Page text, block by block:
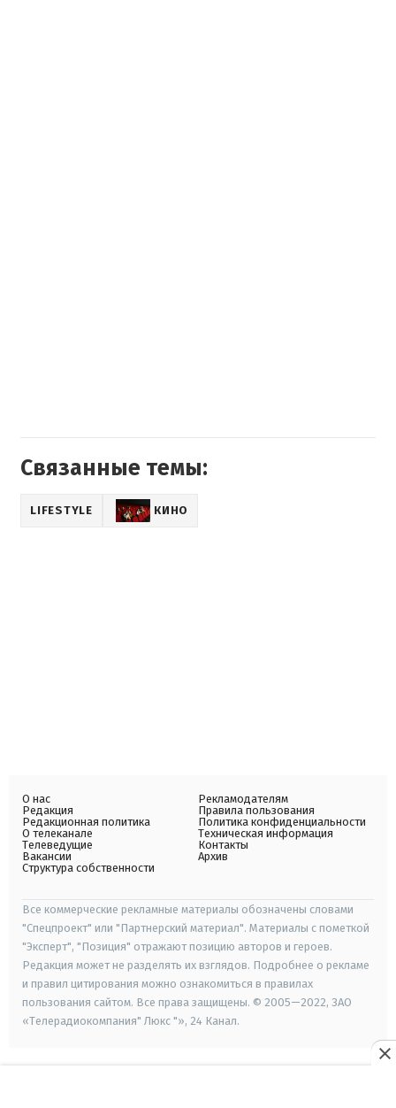
Связанные темы:
LIFESTYLE КИНО
О нас
Редакция
Редакционная политика
О телеканале
Телеведущие
Вакансии
Структура собственности
Рекламодателям
Правила пользования
Политика конфиденциальности
Техническая информация
Контакты
Архив
Все коммерческие рекламные материалы обозначены словами
"Спецпроект" или "Партнерский материал". Материалы с пометкой
"Эксперт", "Позиция" отражают позицию авторов и героев.
Редакция может не разделять их взглядов. Подробнее о рекламе
и правил цитирования можно ознакомиться в правилах
пользования сайтом. Все права защищены. © 2005—2022, ЗАО
«Телерадиокомпания" Люкс "», 24 Канал.